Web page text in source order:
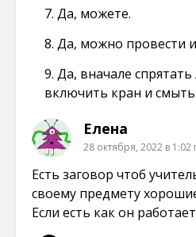
7. Да, можете.
8. Да, можно провести
9. Да, вначале
включить кран и
Елена
28 октября, 2022 в 1:02
Есть заговор чтоб
своему предмету
Если есть как он